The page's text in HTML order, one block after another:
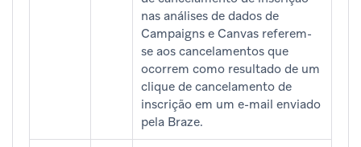
nas análises de dados de
Campaigns e Canvas referem-
se aos cancelamentos que
ocorrem como resultado de um
clique de cancelamento de
inscrição em um e-mail enviado
pela Braze.